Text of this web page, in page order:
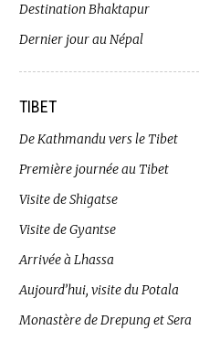
Destination Bhaktapur
Dernier jour au Népal
TIBET
De Kathmandu vers le Tibet
Première journée au Tibet
Visite de Shigatse
Visite de Gyantse
Arrivée à Lhassa
Aujourd’hui, visite du Potala
Monastère de Drepung et Sera